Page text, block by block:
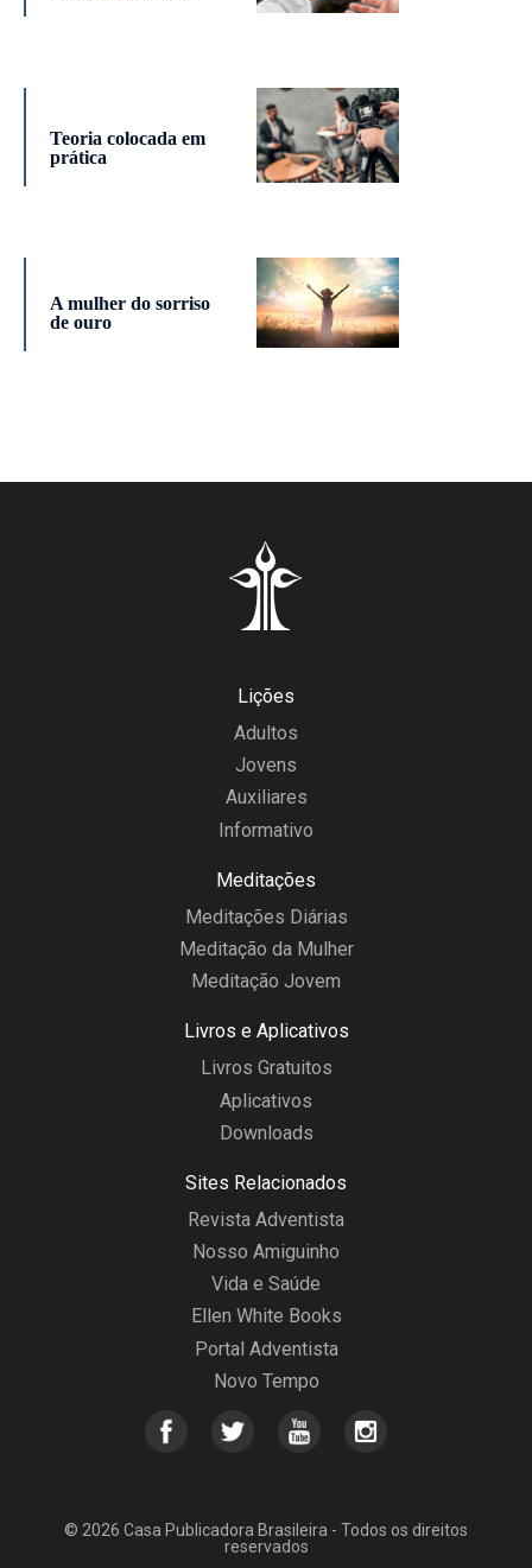
Teoria colocada em
prática
A mulher do sorriso
de ouro
Lições
Adultos
Jovens
Auxiliares
Informativo
Meditações
Meditações Diárias
Meditação da Mulher
Meditação Jovem
Livros e Aplicativos
Livros Gratuitos
Aplicativos
Downloads
Sites Relacionados
Revista Adventista
Nosso Amiguinho
Vida e Saúde
Ellen White Books
Portal Adventista
Novo Tempo
© 2026 Casa Publicadora Brasileira - Todos os direitos
reservados